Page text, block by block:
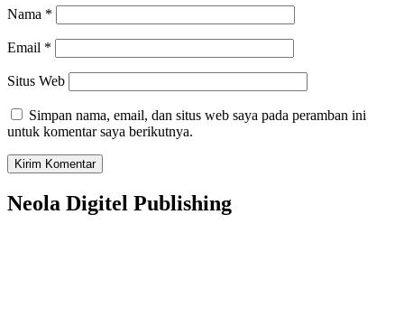
Nama *
Email *
Situs Web
Simpan nama, email, dan situs web saya pada peramban ini
untuk komentar saya berikutnya.
Neola Digitel Publishing